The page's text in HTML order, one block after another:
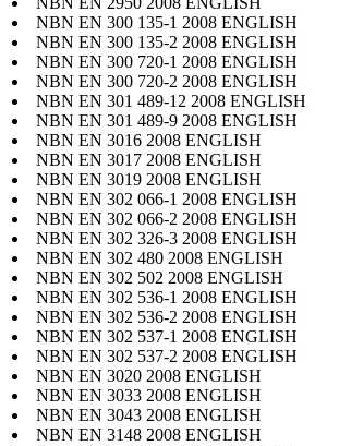
NBN EN 300 135-1 2008 ENGLISH
NBN EN 300 135-2 2008 ENGLISH
NBN EN 300 720-1 2008 ENGLISH
NBN EN 300 720-2 2008 ENGLISH
NBN EN 301 489-12 2008 ENGLISH
NBN EN 301 489-9 2008 ENGLISH
NBN EN 3016 2008 ENGLISH
NBN EN 3017 2008 ENGLISH
NBN EN 3019 2008 ENGLISH
NBN EN 302 066-1 2008 ENGLISH
NBN EN 302 066-2 2008 ENGLISH
NBN EN 302 326-3 2008 ENGLISH
NBN EN 302 480 2008 ENGLISH
NBN EN 302 502 2008 ENGLISH
NBN EN 302 536-1 2008 ENGLISH
NBN EN 302 536-2 2008 ENGLISH
NBN EN 302 537-1 2008 ENGLISH
NBN EN 302 537-2 2008 ENGLISH
NBN EN 3020 2008 ENGLISH
NBN EN 3033 2008 ENGLISH
NBN EN 3043 2008 ENGLISH
NBN EN 3148 2008 ENGLISH